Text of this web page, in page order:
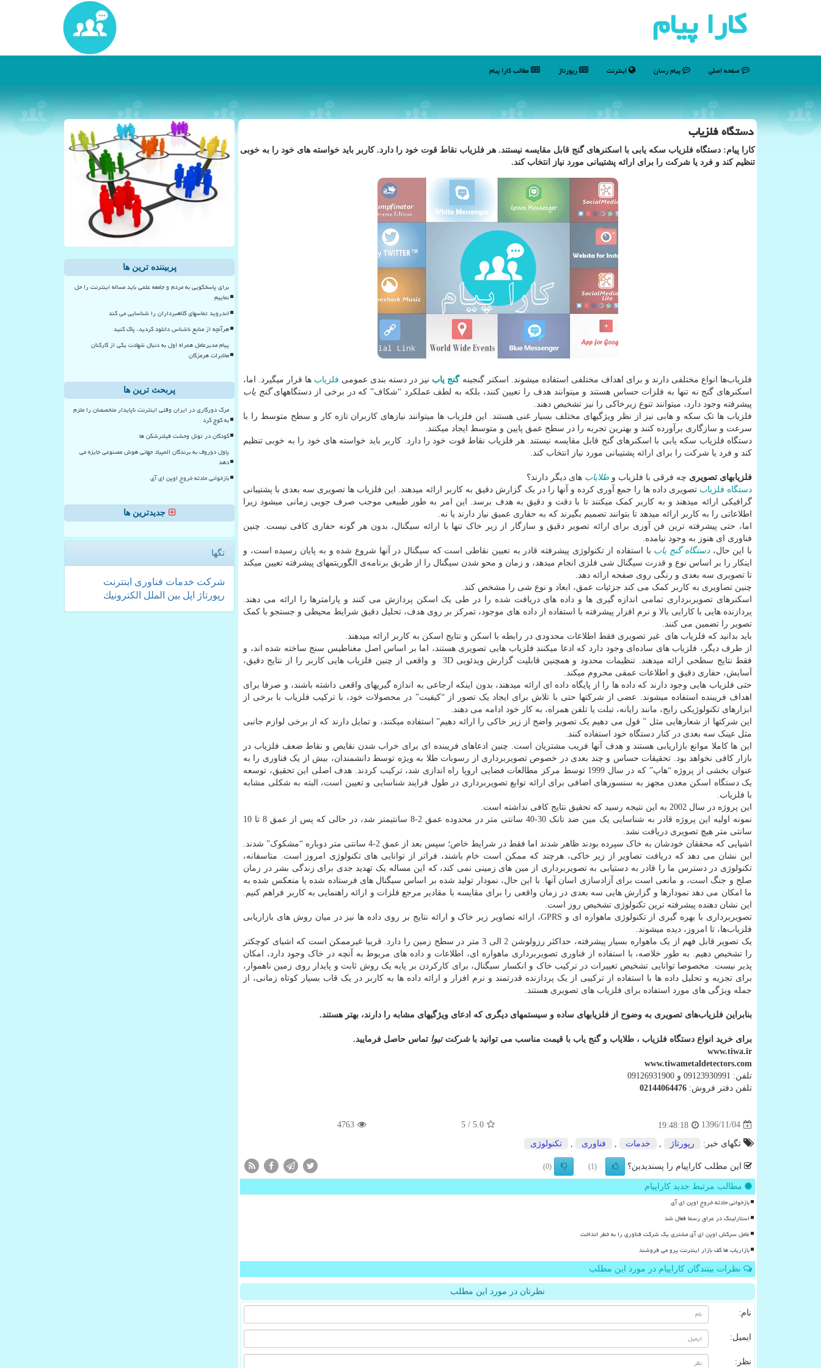
كارا پیام
صفحه اصلی پیام رسان اینترنت رپورتاژ مطالب كارا پیام
دستگاه فلزیاب
كارا پیام: دستگاه فلزیاب‌ سكه یابی با اسكنرهای گنج قابل مقایسه نیستند. هر فلزیاب نقاط قوت خود را دارد. كاربر باید خواسته های خود را به خوبی
تنظیم كند و فرد یا شركت را برای ارائه پشتیبانی مورد نیاز انتخاب كند.
فلزیاب‌ها انواع مختلفی دارند و برای اهداف مختلفی استفاده میشوند. اسکنر گنجینهگنج یاب نیز در دسته بندی عمومی فلزیاب ها قرار میگیرد. اما،
اسکنرهای گنج نه تنها به فلزات حساس هستند و میتوانند هدف را تعیین کنند، بلکه به لطف عملکرد “شکاف” که در برخی از دستگاههایگنج یاب
پیشرفته وجود دارد، میتوانند تنوع زیرخاکی را نیز تشخیص دهند.
فلزیاب ها تک سکه و هابی نیز از نظر ویژگیهای مختلف بسیار غنی هستند. این فلزیاب ها میتوانند نیازهای کاربران تازه کار و سطح متوسط را با
سرعت و سازگاری برآورده کنند و بهترین تجربه را در سطح عمق پایین و متوسط ایجاد میکنند.
دستگاه فلزیاب‌ سکه یابی با اسکنرهای گنج قابل مقایسه نیستند. هر فلزیاب نقاط قوت خود را دارد. کاربر باید خواسته های خود را به خوبی تنظیم
کند و فرد یا شرکت را برای ارائه پشتیبانی مورد نیاز انتخاب کند.
فلزیابهای تصویری چه فرقی با فلزیاب و طلایاب های دیگر دارند؟
دستگاه فلزیاب تصویری داده ها را جمع آوری کرده و آنها را در یک گزارش دقیق به کاربر ارائه میدهند. این فلزیاب ها تصویری سه بعدی با پشتیبانی
گرافیکی ارائه میدهند و به کاربر کمک میکنند تا با دقت و دقیق به هدف برسد. این امر به طور طبیعی موجب صرف جویی زمانی میشود زیرا
اطلاعاتی را به کاربر ارائه میدهد تا بتوانند تصمیم بگیرند که به حفاری عمیق نیاز دارند یا نه.
اما، حتی پیشرفته ترین فن آوری برای ارائه تصویر دقیق و سازگار از زیر خاک تنها با ارائه سیگنال، بدون هر گونه حفاری کافی نیست. چنین
فناوری ای هنوز به وجود نیامده.
با این حال،دستگاهگنج یاب با استفاده از تکنولوژی پیشرفته قادر به تعیین نقاطی است که سیگنال در آنها شروع شده و به پایان رسیده است، و
اینکار را بر اساس نوع و قدرت سیگنال شی فلزی انجام میدهد، و زمان و محو شدن سیگنال را از طریق برنامه‌ی الگوریتمهای پیشرفته تعیین میکند
تا تصویری سه بعدی و رنگی روی صفحه ارائه دهد.
چنین تصاویری به کاربر کمک می کند جزئیات عمق، ابعاد و نوع شی را مشخص کند.
اسکنرهای تصویربرداری تمامی اندازه گیری ها و داده های دریافت شده را در طی یک اسکن پردازش می کنند و پارامترها را ارائه می دهند.
پردازنده هایی با کارایی بالا و نرم افزار پیشرفته با استفاده از داده های موجود، تمرکز بر روی هدف، تحلیل دقیق شرایط محیطی و جستجو با کمک
تصویر را تضمین می کنند.
باید بدانید که فلزیاب های غیر تصویری فقط اطلاعات محدودی در رابطه با اسکن و نتایج اسکن به کاربر ارائه میدهند.
از طرف دیگر، فلزیاب های ساده‌ای وجود دارد که ادعا میکنند فلزیاب هایی تصویری هستند، اما بر اساس اصل مغناطیس سنج ساخته شده اند، و
فقط نتایج سطحی ارائه میدهند. تنظیمات محدود و همچنین قابلیت گزارش ویدئویی 3D و واقعی از چنین فلزیاب هایی کاربر را از نتایج دقیق،
آسایش، حفاری دقیق و اطلاعات عمقی محروم میکند.
حتی فلزیاب هایی وجود دارند که داده ها را از پایگاه داده ای ارائه میدهند، بدون اینکه ارجاعی به اندازه گیریهای واقعی داشته باشند، و صرفا برای
اهداف فریبنده استفاده میشوند. عضی از شرکتها حتی با تلاش برای ایجاد یک تصور از “کیفیت” در محصولات خود، با ترکیب فلزیاب با برخی از
ابزارهای تکنولوژیکی رایج، مانند رایانه، تبلت یا تلفن همراه، به کار خود ادامه می دهند.
این شرکتها از شعارهایی مثل ” قول می دهیم یک تصویر واضح از زیر خاکی را ارائه دهیم” استفاده میکنند، و تمایل دارند که از برخی لوازم جانبی
مثل عینک سه بعدی در کنار دستگاه خود استفاده کنند.
این ها کاملا موانع بازاریابی هستند و هدف آنها فریب مشتریان است. چنین ادعاهای فریبنده ای برای خراب شدن نقایص و نقاط ضعف فلزیاب در
بازار کافی نخواهد بود. تحقیقات حساس و چند بعدی در خصوص تصویربرداری از رسوبات طلا به ویژه توسط دانشمندان، بیش از یک فناوری را به
عنوان بخشی از پروژه “هاپ” که در سال 1999 توسط مرکز مطالعات فضایی اروپا راه اندازی شد، ترکیب کردند. هدف اصلی این تحقیق، توسعه
یک دستگاه اسکن معدن مجهز به سنسورهای اضافی برای ارائه توابع تصویربرداری در طول فرایند شناسایی و تعیین است، البته به شکلی مشابه
با فلزیاب.
این پروژه در سال 2002 به این نتیجه رسید که تحقیق نتایج کافی نداشته است.
نمونه اولیه این پروژه قادر به شناسایی یک مین ضد تانک 30-40 سانتی متر در محدوده عمق 2-8 سانتیمتر شد، در حالی که پس از عمق 8 تا 10
سانتی متر هیچ تصویری دریافت نشد.
اشیایی که محققان خودشان به خاک سپرده بودند ظاهر شدند اما فقط در شرایط خاص؛ سپس بعد از عمق 2-4 سانتی متر دوباره “مشکوک” شدند.
این نشان می دهد که دریافت تصاویر از زیر خاکی، هرچند که ممکن است خام باشند، فراتر از توانایی های تکنولوژی امروز است. متاسفانه،
تکنولوژی در دسترس ما را قادر به دستیابی به تصویربرداری از مین های زمینی نمی کند، که این مساله یک تهدید جدی برای زندگی بشر در زمان
صلح و جنگ است، و مانعی است برای آزادسازی اسان آنها. با این حال، نمودار تولید شده بر اساس سیگنال های فرستاده شده یا منعکس شده به
ما امکان می دهد نمودارها و گزارش هایی سه بعدی در زمان واقعی را برای مقایسه با مقادیر مرجع فلزات و ارائه راهنمایی به کاربر فراهم کنیم.
این نشان دهنده پیشرفته ترین تکنولوژی تشخیص روز است.
تصویربرداری با بهره گیری از تکنولوژی ماهواره ای و GPRS، ارائه تصاویر زیر خاک و ارائه نتایج بر روی داده ها نیز در میان روش های بازاریابی
فلزیاب‌ها، تا امروز، دیده میشوند.
یک تصویر قابل فهم از یک ماهواره بسیار پیشرفته، حداکثر رزولوشن 2 الی 3 متر در سطح زمین را دارد. قریبا غیرممکن است که اشیای کوچکتر
را تشخیص دهیم. به طور خلاصه، با استفاده از فناوری تصویربرداری ماهواره ای، اطلاعات و داده های مربوط به آنچه در خاک وجود دارد، امکان
پذیر نیست. مخصوصا توانایی تشخیص تغییرات در ترکیب خاک و انکسار سیگنال، برای کارکردن بر پایه یک روش ثابت و پایدار روی زمین ناهموار،
برای تجزیه و تحلیل داده ها با استفاده از ترکیبی از یک پردازنده قدرتمند و نرم افزار و ارائه داده ها به کاربر در یک قاب بسیار کوتاه زمانی، از
جمله ویژگی های مورد استفاده برای فلزیاب های تصویری هستند.
بنابراین فلزیاب‌های تصویری به وضوح از فلزیابهای ساده و سیستمهای دیگری که ادعای ویژگیهای مشابه را دارند، بهتر هستند.
برای خرید انواع دستگاه فلزیاب ، طلایاب و گنج یاب با قیمت مناسب می توانید باشرکت تیوا تماس حاصل فرمایید.
www.tiwa.ir
www.tiwametaldetectors.com
تلفن: 09123930991 و 09126931900
تلفن دفتر فروش: 02144064476
1396/11/04
19:48:18
5.0
/ 5
4763
تگهای خبر: رپورتاژ خدمات فناوری تكنولوژی
این مطلب کاراپیام را پسندیدین؟ (1)
(0)
مطالب مرتبط جدید کاراپیام
بازخوانی حادثه خروج اوپن ای آی
استارلینک در عراق رسما فعال شد
عامل سرکش اوپن ای آی مشتری یک شرکت فناوری را به خطر انداخت
بازاریاب ها کف بازار اینترنت پرو می فروشند
نظرات بینندگان کاراپیام در مورد این مطلب
نظرتان در مورد این مطلب
نام:
ایمیل:
نظر:
پربیننده ترین ها
برای پاسخگویی به مردم و جامعه علمی باید مساله اینترنت را حل
نماییم
اندروید تماسهای کلاهبرداران را شناسایی می کند
هرآنچه از منابع ناشناس دانلود کردید، پاک کنید
پیام مدیرعامل همراه اول به دنبال شهادت یکی از کارکنان
مخابرات هرمزگان
پربحث ترین ها
مرگ دورکاری در ایران وقتی اینترنت ناپایدار متخصصان را ملزم
به کوچ کرد
کودکان در تونل وحشت فیلترشکن ها
پاول دوروف به برندگان المپیاد جهانی هوش مصنوعی جایزه می
دهد
بازخوانی حادثه خروج اوپن ای آی
جدیدترین ها
تگها
شركت خدمات فناوری اینترنت
رپورتاژ
اپل بین الملل الكترونیك